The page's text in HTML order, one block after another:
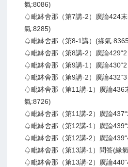
氣:8086)
♤毗缽舍那（第7講-2）廣論424
氣:8285)
♤毗缽舍那（第8-1講）(緣氣
♤毗缽舍那（第8講-2）廣論
♤毗缽舍那（第9講-1）廣論
♤毗缽舍那（第9講-2）廣論
♤毗缽舍那（第11講-1）廣論436
氣:8726)
♤毗缽舍那（第11講-2）廣論
♤毗缽舍那（第12講-1）廣論
♤毗缽舍那（第12講-2）廣論
♤毗缽舍那（第13講-1）問答(緣
♤毗缽舍那（第13講-2）廣論